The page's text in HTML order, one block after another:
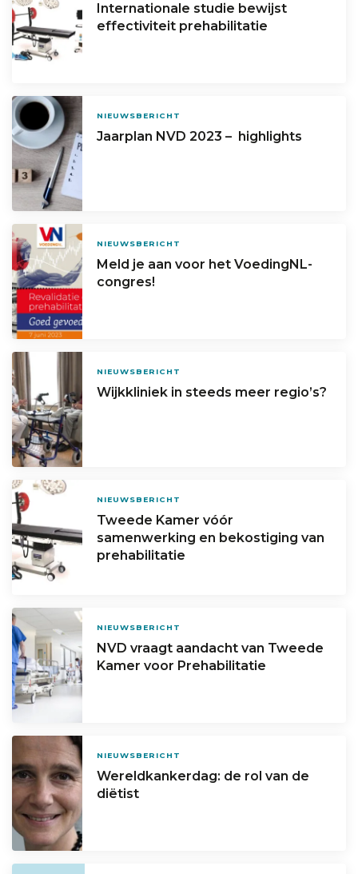
Internationale studie bewijst
effectiviteit prehabilitatie
NIEUWSBERICHT
Jaarplan NVD 2023 – highlights
NIEUWSBERICHT
Meld je aan voor het VoedingNL-
congres!
NIEUWSBERICHT
Wijkkliniek in steeds meer regio’s?
NIEUWSBERICHT
Tweede Kamer vóór
samenwerking en bekostiging van
prehabilitatie
NIEUWSBERICHT
NVD vraagt aandacht van Tweede
Kamer voor Prehabilitatie
NIEUWSBERICHT
Wereldkankerdag: de rol van de
diëtist